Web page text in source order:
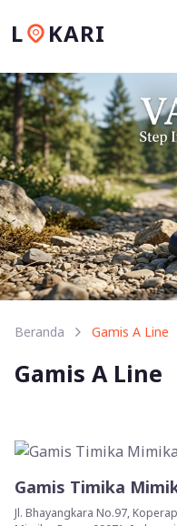
L KARI
Beranda Gamis A Line
Gamis A Line
Gamis Timika
Jl. Bhayangkara No.97,